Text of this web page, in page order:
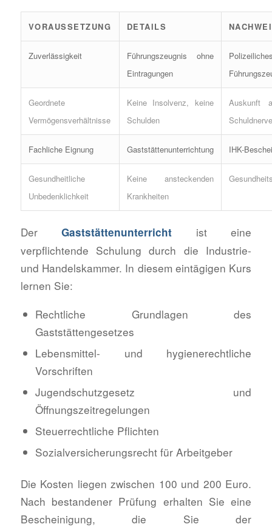
VORAUSSETZUNG DETAILS
Zuverlässigkeit
Führungszeugnis ohne
Eintragungen
Geordnete
Vermögensverhältnisse
Keine Insolvenz, keine
Schulden
Auskunft
Fachliche Eignung Gaststättenunterrichtung IHK-
Gesundheitliche
Unbedenklichkeit
Keine ansteckenden
Krankheiten
DerGaststättenunterricht ist eine
verpflichtende Schulung durch die Industrie-
und Handelskammer. In diesem eintägigen Kurs
lernen Sie:
Rechtliche Grundlagen des
Gaststättengesetzes
Lebensmittel- und hygienerechtliche
Vorschriften
Jugendschutzgesetz und
Öffnungszeitregelungen
Steuerrechtliche Pflichten
Sozialversicherungsrecht für Arbeitgeber
Die Kosten liegen zwischen 100 und 200 Euro.
Nach bestandener Prüfung erhalten Sie eine
Bescheinigung, die Sie der